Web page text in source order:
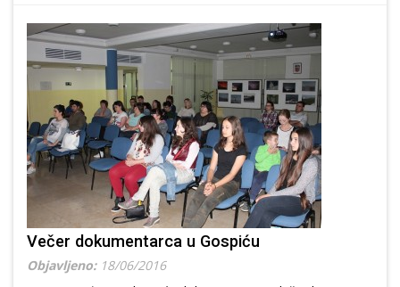
Večer dokumentarca u Gospiću
Objavljeno: 18/06/2016